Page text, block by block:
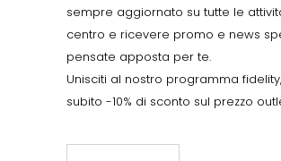
sempre aggiornato su tutte le
centro e ricevere promo e news
pensate apposta per te.
Unisciti al nostro programma
subito -10% di sconto sul prezzo